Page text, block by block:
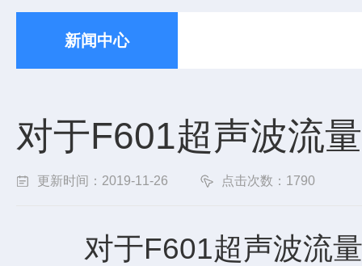
新闻中心
对于F601超声波流
更新时间：2019-11-26 点击次数：1790
对于F601超声波流量